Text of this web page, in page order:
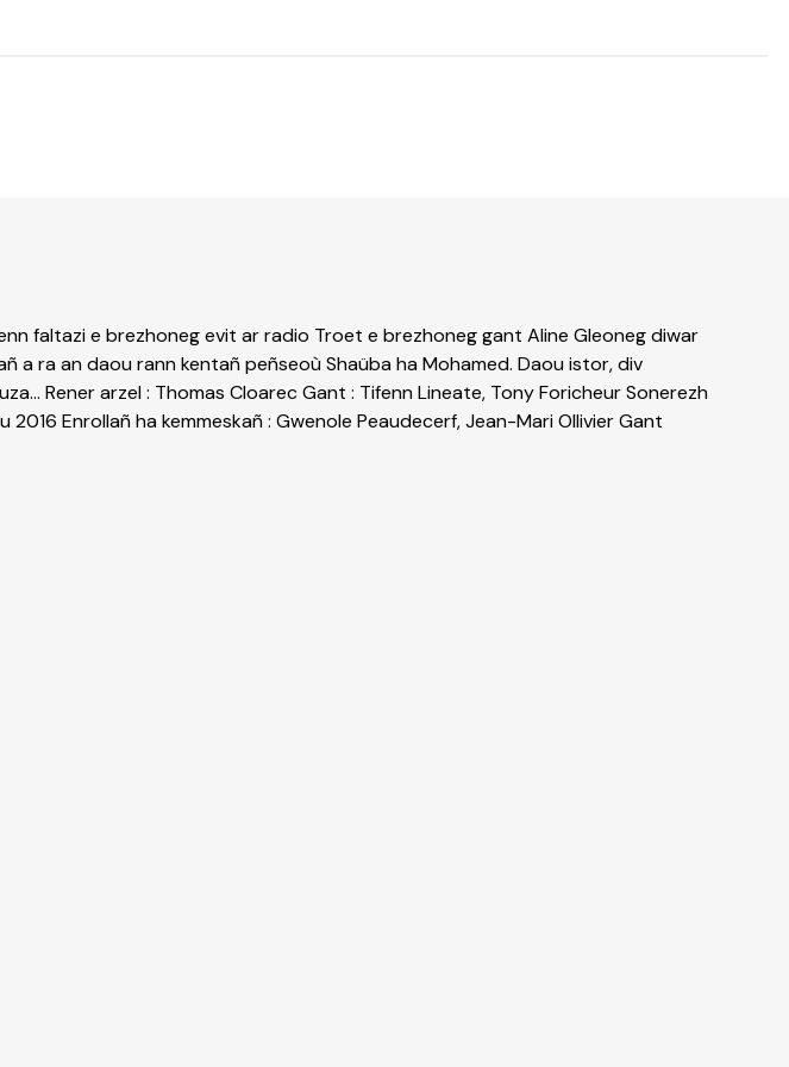
faltazi e brezhoneg evit ar radio Troet e brezhoneg gant Aline Gleoneg diwar
a ra an daou rann kentañ peñseoù Shaüba ha Mohamed. Daou istor, div
Rener arzel : Thomas Cloarec Gant : Tifenn Lineate, Tony Foricheur Sonerezh
Enrollañ ha kemmeskañ : Gwenole Peaudecerf, Jean-Mari Ollivier Gant